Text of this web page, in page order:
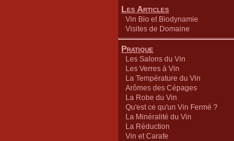
Les Articles
Vin Bio et Biodynamie
Visites de Domaine
Pratique
Les Salons du Vin
Les Verres à Vin
La Température du Vin
Arômes des Cépages
La Robe du Vin
Qu'est ce qu'un Vin Fermé ?
La Minéralité du Vin
La Réduction
Vin et Carafe